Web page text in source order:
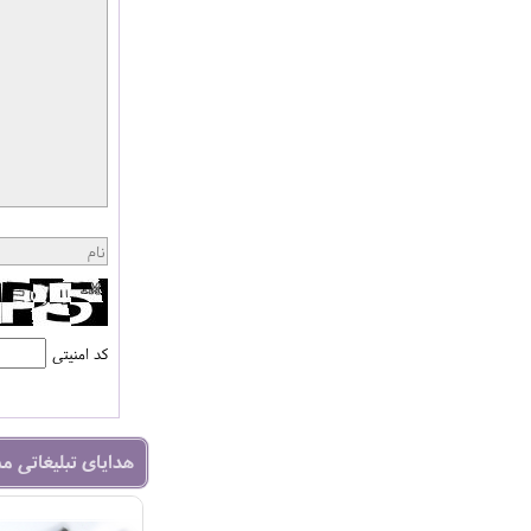
کد امنیتی
هدایای تبلیغاتی